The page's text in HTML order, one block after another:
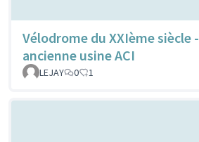
Vélodrome du XXIème siècle -
ancienne usine ACI
LEJAY
0 1